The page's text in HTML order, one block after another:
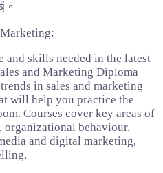
and skills needed in the latest
and Marketing Diploma
in sales and marketing
will help you practice the
Courses cover key areas of
behaviour,
and digital marketing,